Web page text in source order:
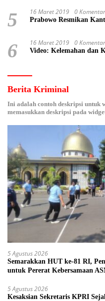
5 16 Maret 2019 0 Komentar
Prabowo Resmikan
6 16 Maret 2019 0 Komentar
Video: Kelemahan dan
Berita Kriminal
Ini adalah contoh deskripsi untuk
memasukkan deskripsi pada
5 Agustus 2026
Semarakkan HUT ke-81 RI,
untuk Pererat Kebersamaan
5 Agustus 2026
Kesaksian Sekretaris KPRI